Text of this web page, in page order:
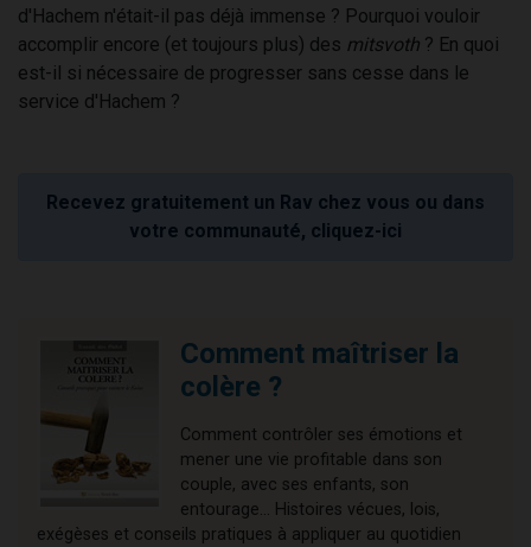
d'Hachem n'était-il pas déjà immense ? Pourquoi vouloir
accomplir encore (et toujours plus) des mitsvoth ? En quoi
est-il si nécessaire de progresser sans cesse dans le
service d'Hachem ?
Recevez gratuitement un Rav chez vous ou dans
votre communauté, cliquez-ici
Comment maîtriser la
colère ?
Comment contrôler ses émotions et
mener une vie profitable dans son
couple, avec ses enfants, son
entourage... Histoires vécues, lois,
exégèses et conseils pratiques à appliquer au quotidien